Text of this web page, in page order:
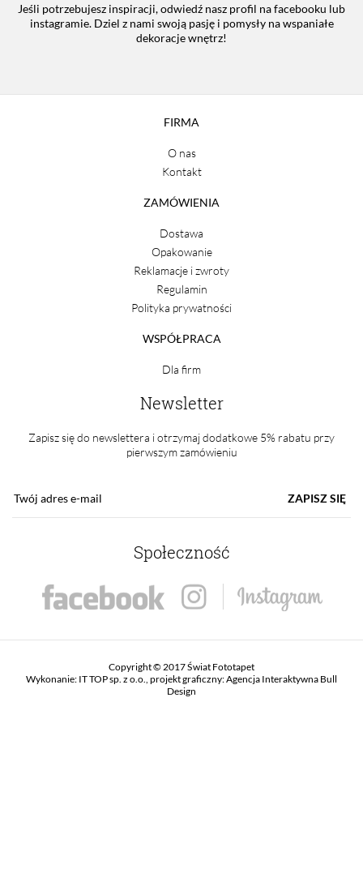
Jeśli potrzebujesz inspiracji, odwiedź nasz profil na facebooku lub
instagramie. Dziel z nami swoją pasję i pomysły na wspaniałe
dekoracje wnętrz!
FIRMA
O nas
Kontakt
ZAMÓWIENIA
Dostawa
Opakowanie
Reklamacje i zwroty
Regulamin
Polityka prywatności
WSPÓŁPRACA
Dla firm
Newsletter
Zapisz się do newslettera i otrzymaj dodatkowe 5% rabatu przy
pierwszym zamówieniu
ZAPISZ SIĘ
Społeczność
Copyright © 2017 Świat Fototapet
Wykonanie: IT TOP sp. z o.o. , projekt graficzny:Agencja Interaktywna Bull
Design